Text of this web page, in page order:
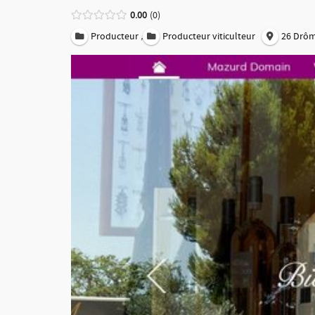
0.00 0
Producteur , Producteur viticulteur 26